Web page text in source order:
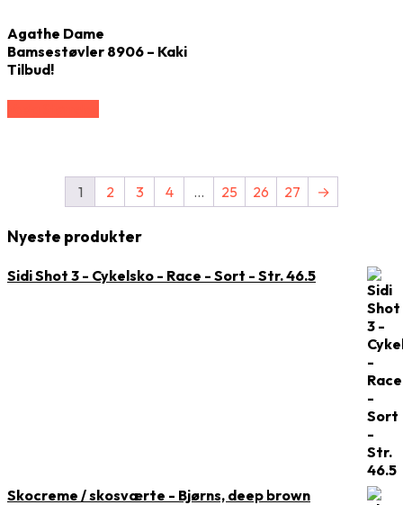
Agathe Dame
Bamsestøvler 8906 – Kaki
Tilbud!
1 2 3 4 … 25 26 27 →
Nyeste produkter
Sidi Shot 3 - Cykelsko - Race - Sort - Str. 46.5
Skocreme / skosværte - Bjørns, deep brown